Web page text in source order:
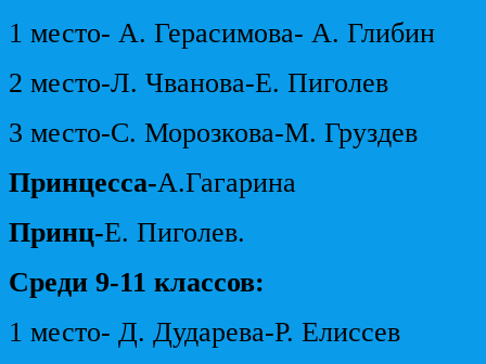
1 место- А. Герасимова- А. Глибин
2 место-Л. Чванова-Е. Пиголев
3 место-С. Морозкова-М. Груздев
Принцесса-А.Гагарина
Принц-Е. Пиголев.
Среди 9-11 классов:
1 место- Д. Дударева-Р. Елиссев